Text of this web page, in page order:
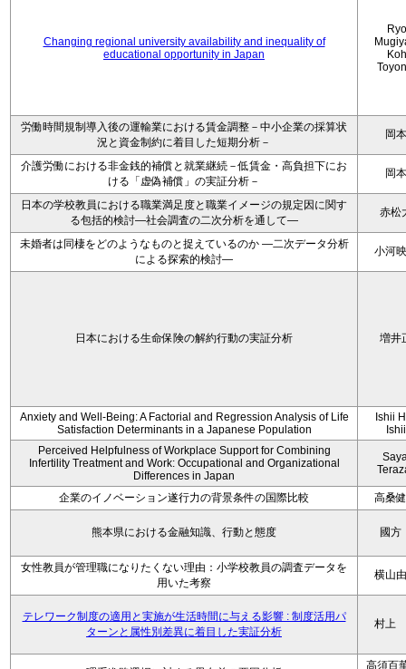
Changing regional university availability and inequality of
educational opportunity in Japan
労働時間規制導入後の運輸業における賃金調整－中小企業の採算状
況と資金制約に着目した短期分析－
岡
介護労働における非金銭的補償と就業継続－低賃金・高負担下にお
ける「虚偽補償」の実証分析－
岡
日本の学校教員における職業満足度と職業イメージの規定因に関す
る包括的検討―社会調査の二次分析を通して―
赤松
未婚者は同棲をどのようなものと捉えているのか —二次データ分析
による探索的検討—
小河
日本における生命保険の解約行動の実証分析 増井
Anxiety and Well-Being: A Factorial and Regression Analysis of Life
Satisfaction Determinants in a Japanese Population
Ishii
Perceived Helpfulness of Workplace Support for Combining
Infertility Treatment and Work: Occupational and Organizational
Differences in Japan
企業のイノベーション遂行力の背景条件の国際比較 高桑
熊本県における金融知識、行動と態度 國
女性教員が管理職になりたくない理由：小学校教員の調査データを
用いた考察
横山
テレワーク制度の適用と実施が生活時間に与える影響 : 制度活用パ
ターンと属性別差異に着目した実証分析
村上
高須百